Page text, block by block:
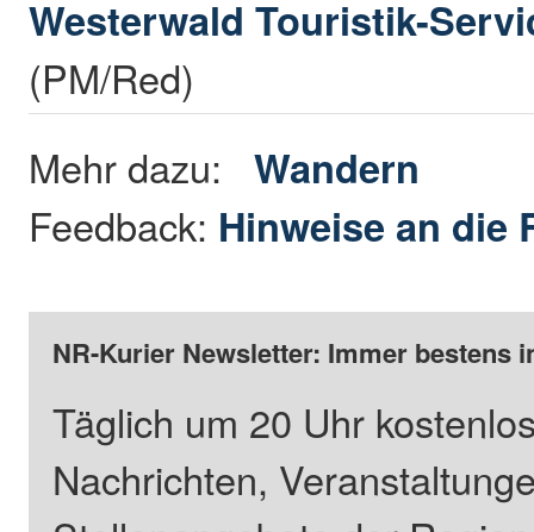
Westerwald Touristik-
(PM/Red)
Mehr dazu:Wandern
Feedback: Hinweise an die
NR-Kurier Newsletter: Immer bestens
Täglich um 20 Uhr
Nachrichten,